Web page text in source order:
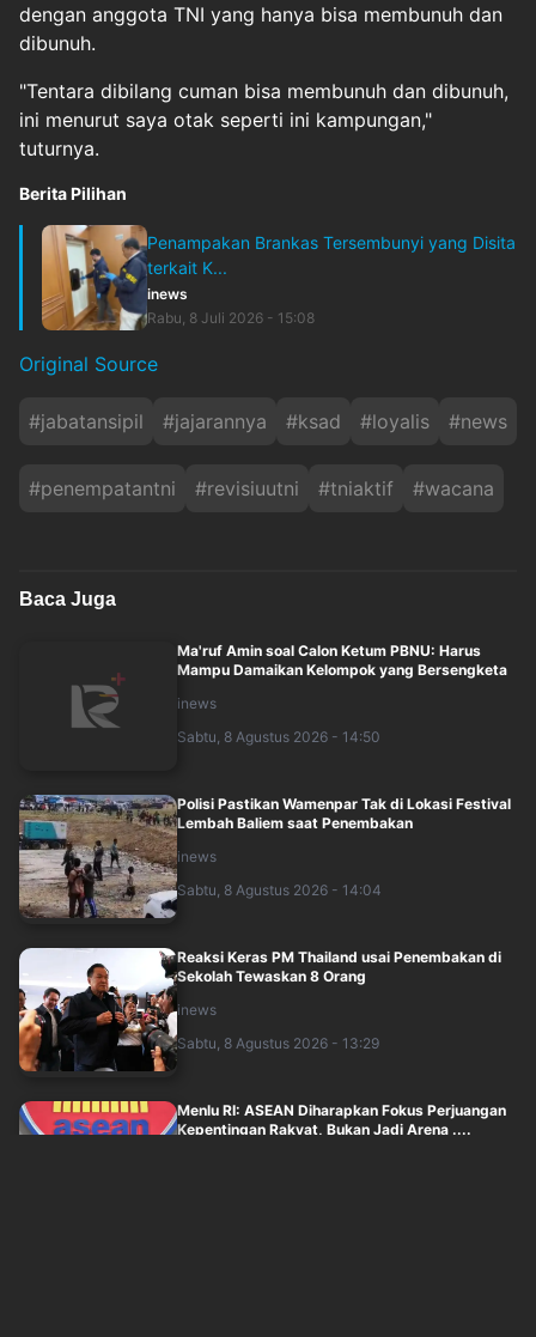
dengan anggota TNI yang hanya bisa membunuh dan
dibunuh.
"Tentara dibilang cuman bisa membunuh dan dibunuh,
ini menurut saya otak seperti ini kampungan,"
tuturnya.
Berita Pilihan
Penampakan Brankas Tersembunyi yang Disita
terkait K...
inews
Rabu, 8 Juli 2026 - 15:08
Original Source
#jabatansipil #jajarannya #ksad #loyalis #news
#penempatantni #revisiuutni #tniaktif #wacana
Baca Juga
Ma'ruf Amin soal Calon Ketum PBNU: Harus
Mampu Damaikan Kelompok yang Bersengketa
inews
Sabtu, 8 Agustus 2026 - 14:50
Polisi Pastikan Wamenpar Tak di Lokasi Festival
Lembah Baliem saat Penembakan
inews
Sabtu, 8 Agustus 2026 - 14:04
Reaksi Keras PM Thailand usai Penembakan di
Sekolah Tewaskan 8 Orang
inews
Sabtu, 8 Agustus 2026 - 13:29
Menlu RI: ASEAN Diharapkan Fokus Perjuangan
Kepentingan Rakyat, Bukan Jadi Arena ....